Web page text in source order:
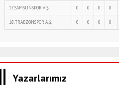
17.SAMSUNSPOR A.Ş. 0 0 0 0
18.TRABZONSPOR A.Ş. 0 0 0 0
Yazarlarımız